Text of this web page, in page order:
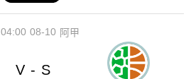
08-10
04:00 阿甲
V - S